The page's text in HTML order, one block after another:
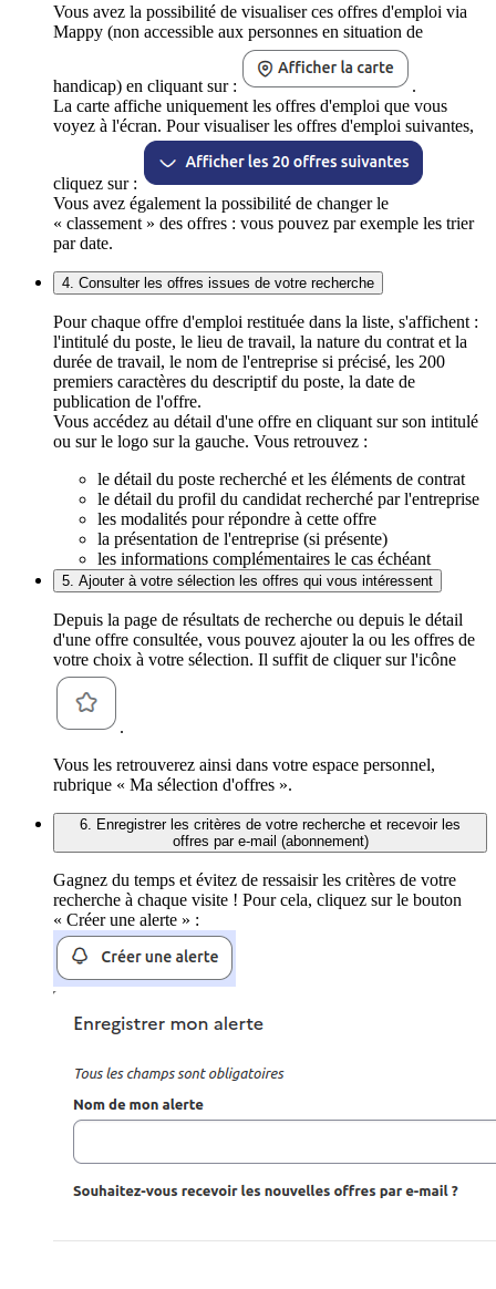
Vous avez la possibilité de visualiser ces offres d'emploi via
Mappy (non accessible aux personnes en situation de
handicap) en cliquant sur :
.
La carte affiche uniquement les offres d'emploi que vous
voyez à l'écran. Pour visualiser les offres d'emploi suivantes,
cliquez sur :
Vous avez également la possibilité de changer le
« classement » des offres : vous pouvez par exemple les trier
par date.
4. Consulter les offres issues de votre recherche
Pour chaque offre d'emploi restituée dans la liste, s'affichent :
l'intitulé du poste, le lieu de travail, la nature du contrat et la
durée de travail, le nom de l'entreprise si précisé, les 200
premiers caractères du descriptif du poste, la date de
publication de l'offre.
Vous accédez au détail d'une offre en cliquant sur son intitulé
ou sur le logo sur la gauche. Vous retrouvez :
le détail du poste recherché et les éléments de contrat
le détail du profil du candidat recherché par l'entreprise
les modalités pour répondre à cette offre
la présentation de l'entreprise (si présente)
les informations complémentaires le cas échéant
5. Ajouter à votre sélection les offres qui vous intéressent
Depuis la page de résultats de recherche ou depuis le détail
d'une offre consultée, vous pouvez ajouter la ou les offres de
votre choix à votre sélection. Il suffit de cliquer sur l'icône
.
Vous les retrouverez ainsi dans votre espace personnel,
rubrique « Ma sélection d'offres ».
6. Enregistrer les critères de votre recherche et recevoir les
offres par e-mail (abonnement)
Gagnez du temps et évitez de ressaisir les critères de votre
recherche à chaque visite ! Pour cela, cliquez sur le bouton
« Créer une alerte » :